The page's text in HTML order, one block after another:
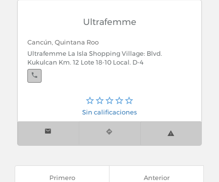
Ultrafemme
Cancún, Quintana Roo
Ultrafemme La Isla Shopping Village: Blvd.
Kukulcan Km. 12 Lote 18-10 Local. D-4
Locales 151 y 152 Centro Comercial La Isla
Sin calificaciones
Primero Anterior